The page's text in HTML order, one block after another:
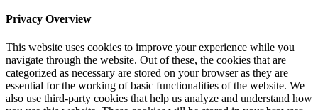
Privacy Overview
This website uses cookies to improve your experience while you
navigate through the website. Out of these, the cookies that are
categorized as necessary are stored on your browser as they are
essential for the working of basic functionalities of the website. We
also use third-party cookies that help us analyze and understand how